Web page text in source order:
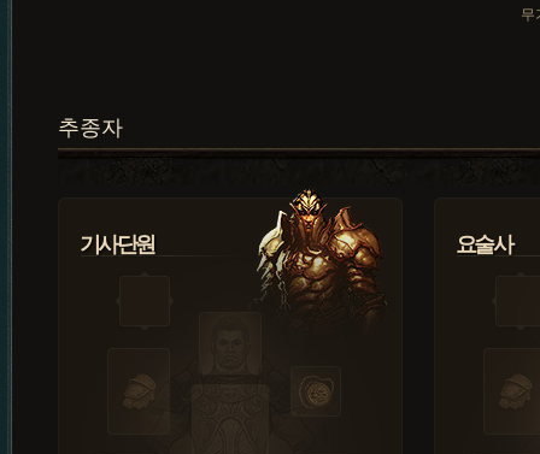
무
추종자
기사단원 요술사